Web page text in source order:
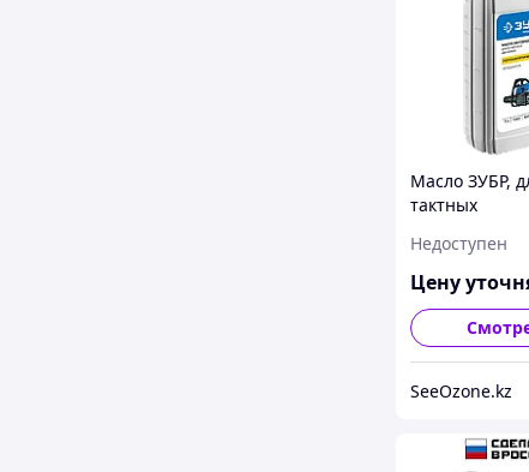
Масло ЗУБР,
тактных
(-
масло 50:1,
TC, M/ (ЗМД-
Недоступен
Цену
SeeOzone.kz